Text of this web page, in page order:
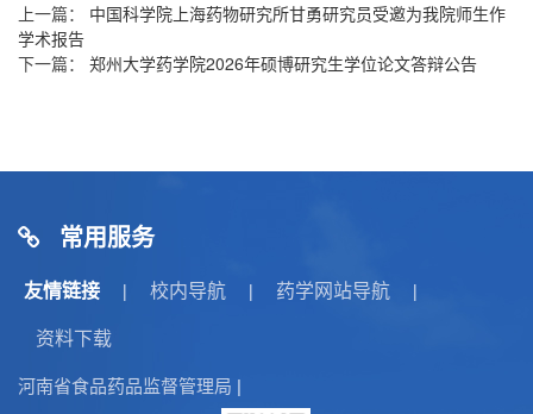
上一篇： 中国科学院上海药物研究所甘勇研究员受邀为我院师生作
学术报告
下一篇： 郑州大学药学院2026年硕博研究生学位论文答辩公告
常用服务
友情链接 | 校内导航 | 药学网站导航 |
资料下载
河南省食品药品监督管理局 |